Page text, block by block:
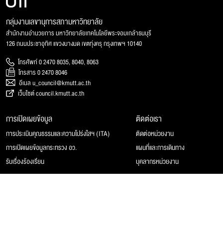
กลุ่มงานเลขานุการสภามหาวิทยาลัย
สำนักงานอำนวยการ มหาวิทยาลัยเทคโนโลยีพระจอมเกล้าธนบุรี
126 ถนนประชาอุทิศ แขวงบางมด เขตทุ่งครุ กรุงเทพฯ 10140
โทรศัพท์ 0 2470 8035, 8040, 8063
โทรสาร 0 2470 8046
อีเมล u_council@kmutt.ac.th
เว็บไซต์ council.kmutt.ac.th
การเปิดเผยข้อมูล
การประเมินคุณธรรมและความโปร่งใสฯ (ITA)
การเปิดเผยข้อมูลกระทรวง อว.
รับเรื่องร้องเรียน
ติดต่อเรา
ติดต่อหน่วยงาน
แผนที่และการเดินทาง
บุคลากรหน่วยงาน